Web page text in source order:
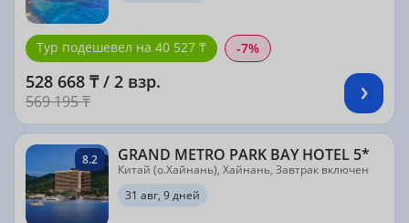
Тур подешевел на 40 527 ₸ -7%
528 668 ₸ / 2 взр.
569 195 ₸
8.2 GRAND METRO PARK BAY HOTEL 5*
Китай (о.Хайнань), Хайнань, Завтрак включен
31 авг, 9 дней